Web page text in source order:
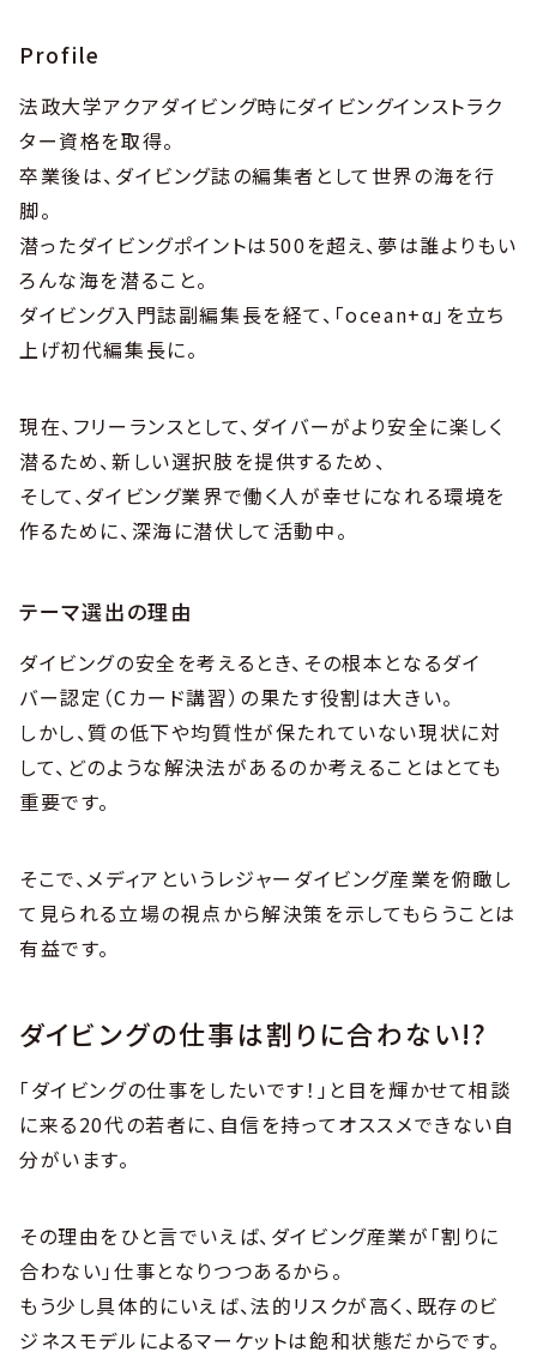
Profile
法政大学アクアダイビング時にダイビングインストラク
ター資格を取得。
卒業後は、ダイビング誌の編集者として世界の海を行
脚。
潜ったダイビングポイントは500を超え、夢は誰よりもい
ろんな海を潜ること。
ダイビング入門誌副編集長を経て、「ocean+α」を立ち
上げ初代編集長に。
現在、フリーランスとして、ダイバーがより安全に楽しく
潜るため、新しい選択肢を提供するため、
そして、ダイビング業界で働く人が幸せになれる環境を
作るために、深海に潜伏して活動中。
テーマ選出の理由
ダイビングの安全を考えるとき、その根本となるダイ
バー認定（Cカード講習）の果たす役割は大きい。
しかし、質の低下や均質性が保たれていない現状に対
して、どのような解決法があるのか考えることはとても
重要です。
そこで、メディアというレジャーダイビング産業を俯瞰し
て見られる立場の視点から解決策を示してもらうことは
有益です。
ダイビングの仕事は割りに合わない!?
「ダイビングの仕事をしたいです！」と目を輝かせて相談
に来る20代の若者に、自信を持ってオススメできない自
分がいます。
その理由をひと言でいえば、ダイビング産業が「割りに
合わない」仕事となりつつあるから。
もう少し具体的にいえば、法的リスクが高く、既存のビ
ジネスモデルによるマーケットは飽和状態だからです。